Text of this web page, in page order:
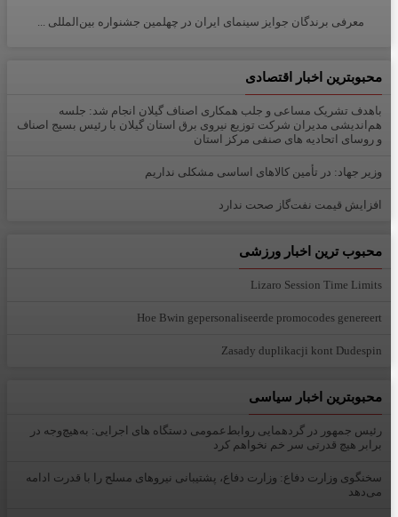
معرفی برندگان جوایز سینمای ایران در چهلمین جشنواره بین‌المللی ...
محبوبترین اخبار اقتصادی
باهدف تشریک مساعی و جلب همکاری اصناف گیلان انجام شد: جلسه
هم‌اندیشی مدیران شركت توزیع نیروی برق استان گیلان با رئیس بسیج اصناف
و روسای اتحادیه های صنفی مركز استان
وزیر جهاد: در تأمین کالاهای اساسی مشکلی نداریم
افزایش قیمت نفت‌گاز صحت ندارد
محبوب ترین اخبار ورزشی
Lizaro Session Time Limits
Hoe Bwin gepersonaliseerde promocodes genereert
Zasady duplikacji kont Dudespin
محبوبترین اخبار سیاسی
رئیس جمهور در گردهمایی روابط‌عمومی دستگاه های اجرایی: به‌هیچ‌وجه در
برابر هیچ قدرتی سر خم نخواهم کرد
سخنگوی وزارت دفاع: وزارت دفاع، پشتیبانی نیرو‌های مسلح را با قدرت ادامه
می‌دهد